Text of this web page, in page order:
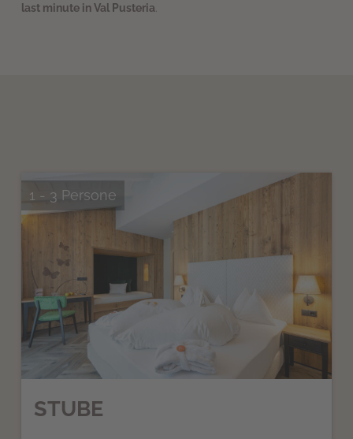
last minute in Val Pusteria
1 - 3 Persone
STUBE